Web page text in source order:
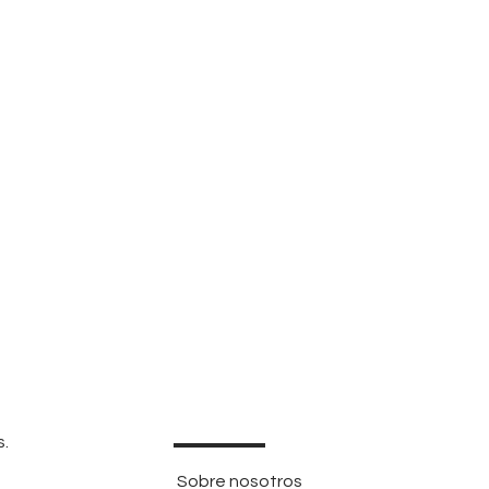
Sobre nosotros